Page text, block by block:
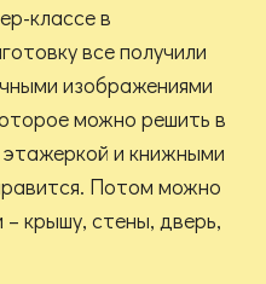
классе в
все получили
изображениями
можно решить в
и книжными
Потом можно
крышу, стены, дверь,